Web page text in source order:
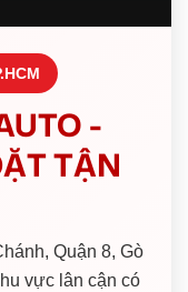
-
TẬN
Quận 8, Gò
vực lân cận có